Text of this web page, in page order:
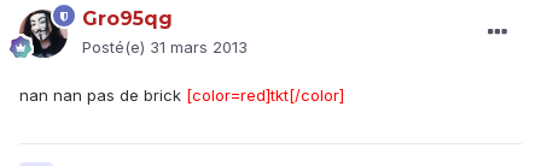
Gro95qg
Posté(e) 31 mars 2013
nan nan pas de brick [color=red]tkt[/color]